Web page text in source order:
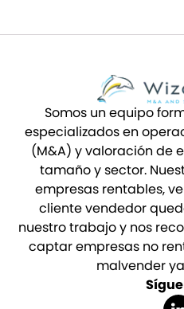
Somos un equipo
especializados en
(M&A) y valoración de
tamaño y sector.
empresas rentables,
cliente vendedor
nuestro trabajo y nos
captar empresas no
malvender